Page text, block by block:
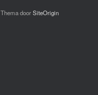
Thema doorSiteOrigin